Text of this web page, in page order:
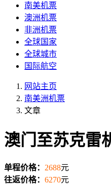
南美机票
澳洲机票
非洲机票
全球国家
全球城市
国际航空
网站主页
南美洲机票
文章
澳门至苏克雷
单程价格： 2688元
往返价格： 6270元